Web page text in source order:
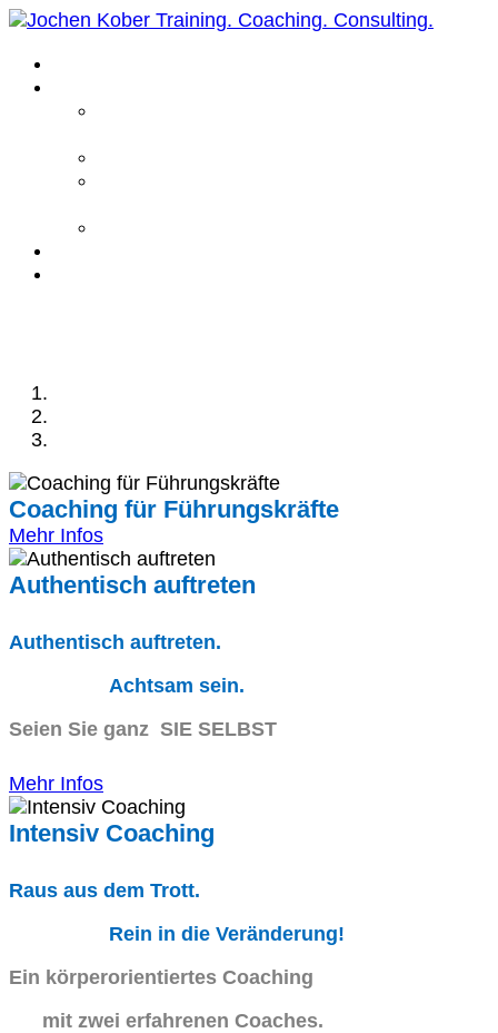
Coaching für Führungskräfte
Mehr Infos
Authentisch auftreten
Authentisch auftreten.
Achtsam sein.
Seien Sie ganz SIE SELBST
Mehr Infos
Intensiv Coaching
Raus aus dem Trott.
Rein in die Veränderung!
Ein körperorientiertes Coaching
mit zwei erfahrenen Coaches.